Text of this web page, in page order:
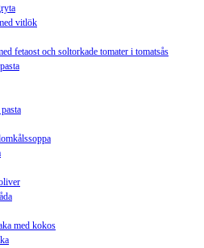
vitlök
fetaost och soltorkade tomater i tomatsås
med kokos